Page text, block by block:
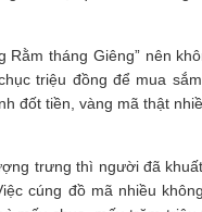
tháng Giêng” nên
triệu đồng để mua
đốt tiền, vàng mã thật
trưng thì người đã
cúng đồ mã nhiều